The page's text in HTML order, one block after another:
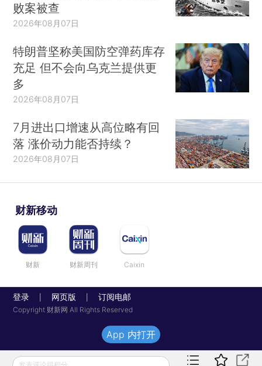
败案被查
2026年08月07日
特朗普坚称美国防空弹药库存
充足 但不会向乌克兰提供更
多
2026年08月07日
7月进出口增速从高位略有回
落 涨价动力能否持续？
2026年08月07日
财新移动
财新 财新周刊 Caixin
登录 网页版 订阅电邮
Copyright 财新网 All Rights Reserved
发表评论得积分
App 内打开